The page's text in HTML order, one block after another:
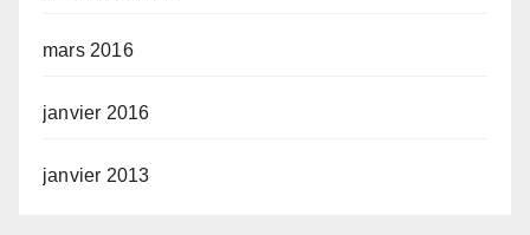
mars 2016
janvier 2016
janvier 2013